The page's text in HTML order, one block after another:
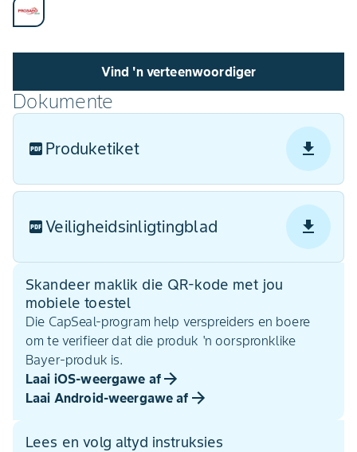
Vind 'n verteenwoordiger
Dokumente
Produketiket
Veiligheidsinligtingblad
Skandeer maklik die QR-kode met jou
mobiele toestel
Die CapSeal-program help verspreiders en boere
om te verifieer dat die produk 'n oorspronklike
Bayer-produk is.
Laai iOS-weergawe af
Laai Android-weergawe af
Lees en volg altyd instruksies